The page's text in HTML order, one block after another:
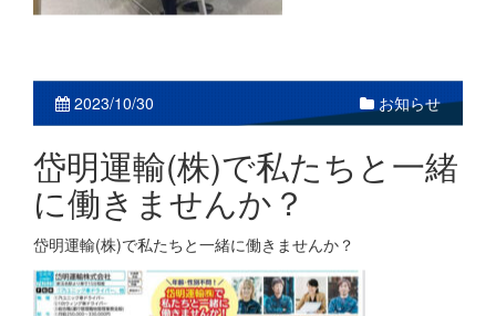
2023/10/30 お知らせ
岱明運輸(株)で私たちと一緒
に働きませんか？
岱明運輸(株)で私たちと一緒に働きませんか？